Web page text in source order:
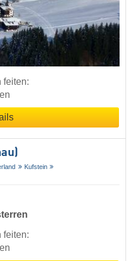
feiten:
Kufstein
feiten: